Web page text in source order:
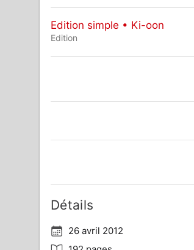
Edition simple • Ki-oon
Edition
Détails
26 avril 2012